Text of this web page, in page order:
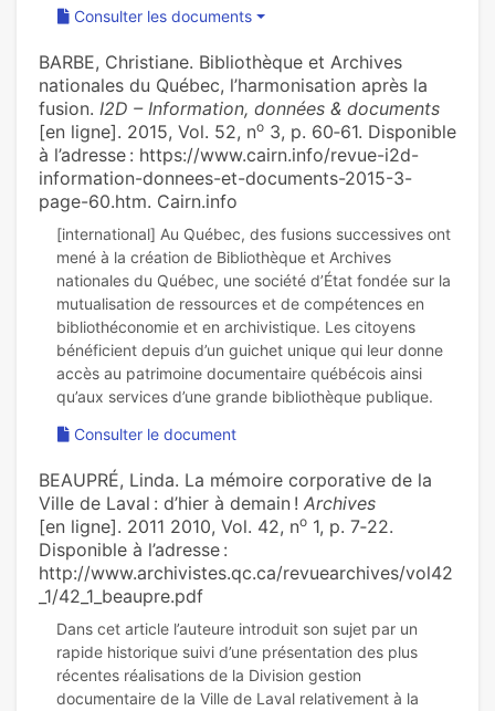
Consulter les documents
BARBE, Christiane. Bibliothèque et Archives
nationales du Québec, l’harmonisation après la
fusion. I2D – Information, données & documents
[en ligne]. 2015, Vol. 52, no 3, p. 60‑61. Disponible
à l’adresse : https://www.cairn.info/revue-i2d-
information-donnees-et-documents-2015-3-
page-60.htm. Cairn.info
[international] Au Québec, des fusions successives ont
mené à la création de Bibliothèque et Archives
nationales du Québec, une société d’État fondée sur la
mutualisation de ressources et de compétences en
bibliothéconomie et en archivistique. Les citoyens
bénéficient depuis d’un guichet unique qui leur donne
accès au patrimoine documentaire québécois ainsi
Consulter le document
BEAUPRÉ, Linda. La mémoire corporative de la
Ville de Laval : d’hier à demain ! Archives
[en ligne]. 2011 2010, Vol. 42, no 1, p. 7‑22.
Disponible à l’adresse :
http://www.archivistes.qc.ca/revuearchives/vol42
_1/42_1_beaupre.pdf
Dans cet article l’auteure introduit son sujet par un
rapide historique suivi d’une présentation des plus
récentes réalisations de la Division gestion
documentaire de la Ville de Laval relativement à la